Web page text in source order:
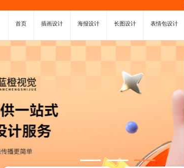
首页 插画设计 海报设计 长图设计 表情包设计